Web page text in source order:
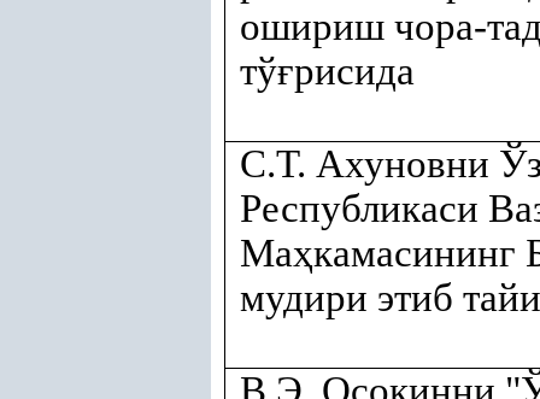
ошириш чора-
тўғрисида
С.Т. Ахуновни
Республикаси
Маҳкамасининг
мудири этиб